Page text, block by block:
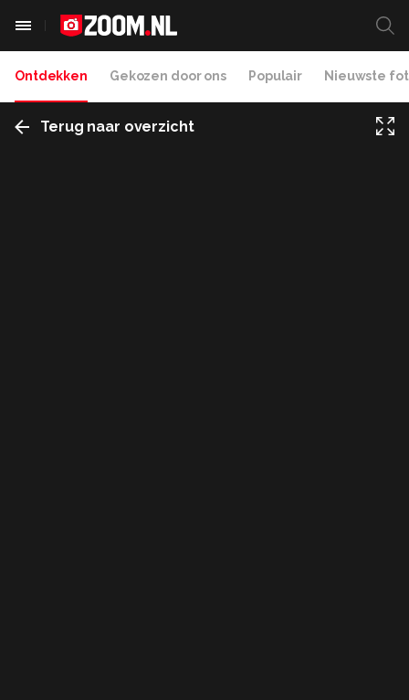
Ontdekken Gekozen door ons Populair Nieuwste
Terug naar overzicht